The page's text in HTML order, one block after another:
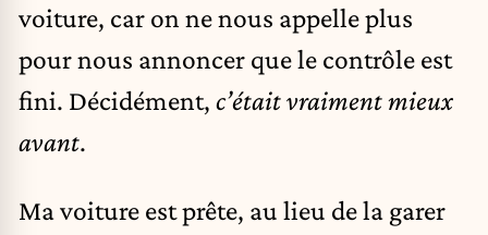
voiture, car on ne nous appelle plus
pour nous annoncer que le contrôle est
fini. Décidément, c’était vraiment mieux
avant.
Ma voiture est prête, au lieu de la garer